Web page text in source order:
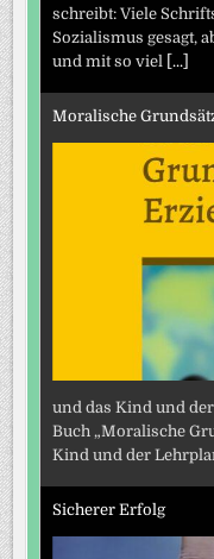
schreibt: Viele
Sozialismus gesagt,
und mit so viel
[...]
Moralische
und das Kind und
Buch „Moralische
Kind und der
Sicherer Erfolg